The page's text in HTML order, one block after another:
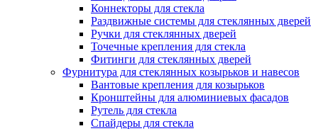
Коннекторы для стекла
Раздвижные системы для стеклянных дверей
Ручки для стеклянных дверей
Точечные крепления для стекла
Фитинги для стеклянных дверей
Фурнитура для стеклянных козырьков и навесов
Вантовые крепления для козырьков
Кронштейны для алюминиевых фасадов
Рутель для стекла
Спайдеры для стекла